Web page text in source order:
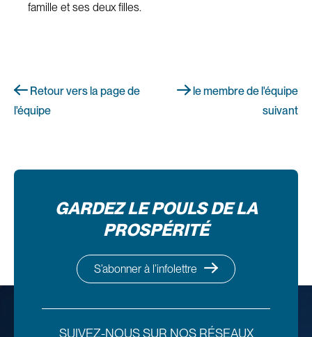
famille et ses deux filles.
Retour vers la page de
l'équipe
le membre de l'équipe
suivant
GARDEZ LE POULS DE LA
PROSPÉRITÉ
S’abonner à l’infolettre
SUIVEZ-NOUS SUR NOS RÉSEAUX